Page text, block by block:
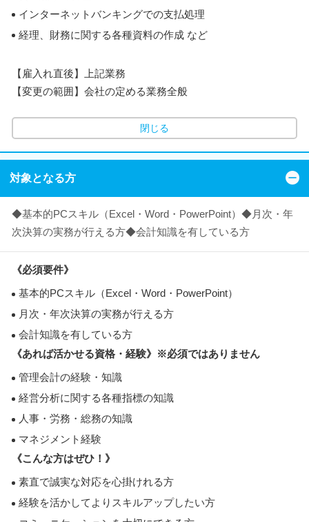
インターネットバンキングでの支払処理
経理、財務に関する各種資料の作成 など
【雇入れ直後】上記業務
【変更の範囲】会社の定める業務全般
閉じる
対象となる方
◆基本的PCスキル（Excel・Word・PowerPoint）◆月次・年
次決算の実務が行える方◆会計知識を有している方
《必須要件》
基本的PCスキル（Excel・Word・PowerPoint）
月次・年次決算の実務が行える方
会計知識を有している方
《あれば活かせる資格・経験》※必須ではありません
管理会計の経験・知識
経営分析に関する各種指標の知識
人事・労務・総務の知識
マネジメント経験
《こんな方はぜひ！》
素直で誠実な対応を心掛けれる方
経験を活かしてよりスキルアップしたい方